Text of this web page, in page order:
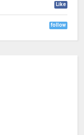
Like
follow